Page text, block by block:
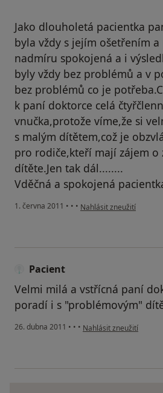
Jako dlouholetá pacientka
byla vždy s jejím ošetřením
nadmíru spokojená a i
byly vždy bez problémů a v
bez problémů co je
k paní doktorce celá
vnučka,protože víme,že si
s malým dítětem,což je
pro rodiče,kteří mají zájem o
dítěte.Jen tak dál........
Vděčná a spokojená
1. června 2011 • • • podle názoru uživatele
Nahlásit zneužití
Pacient
Velmi milá a vstřícná paní
poradí i s "problémovým"
26. dubna 2011 • • • podle názoru uživatele
Nahlásit zneužití